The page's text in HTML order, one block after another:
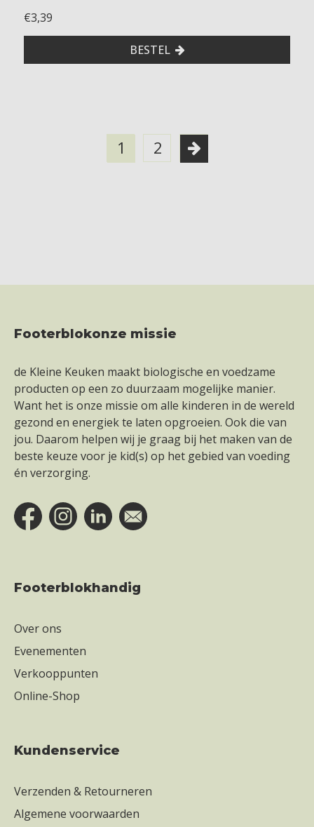
€3,39
BESTEL
1 2
Footer
Footerblokonze missie
de Kleine Keuken maakt biologische en voedzame
producten op een zo duurzaam mogelijke manier.
Want het is onze missie om alle kinderen in de wereld
gezond en energiek te laten opgroeien. Ook die van
jou. Daarom helpen wij je graag bij het maken van de
beste keuze voor je kid(s) op het gebied van voeding
én verzorging.
Footerblokhandig
Over ons
Evenementen
Verkooppunten
Online-Shop
Kundenservice
Verzenden & Retourneren
Algemene voorwaarden